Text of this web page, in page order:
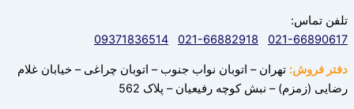
تلفن تماس:
021-66890617
021-66882918
09371836514
دفتر فروش: تهران – اتوبان نواب جنوب – اتوبان چراغی – خیابان غلام
رضایی (زمزم) – نبش کوچه رفیعیان – پلاک 562